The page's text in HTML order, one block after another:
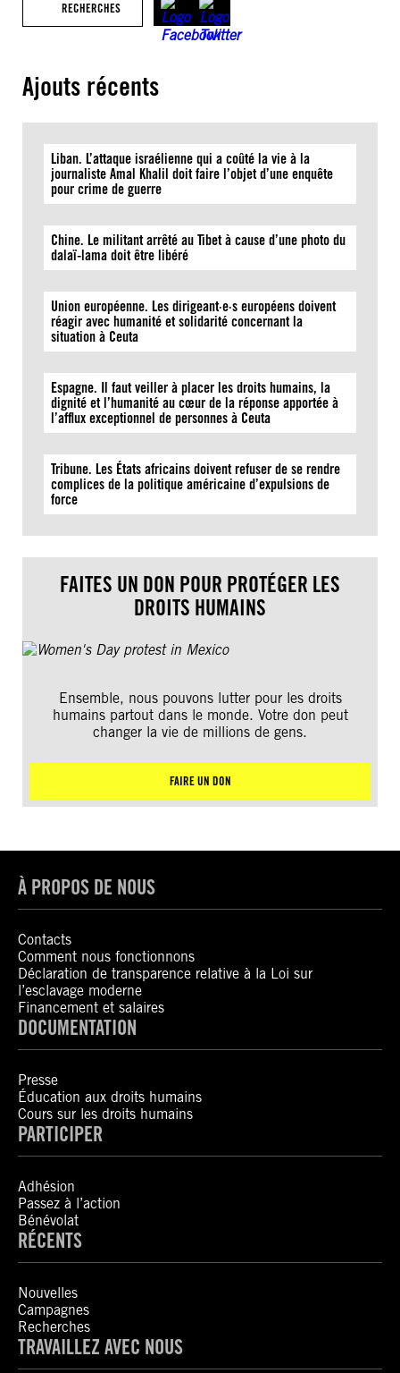
RECHERCHES
Ajouts récents
Liban. L’attaque israélienne qui a coûté la vie à la
journaliste Amal Khalil doit faire l’objet d’une enquête
pour crime de guerre
Chine. Le militant arrêté au Tibet à cause d’une photo du
dalaï-lama doit être libéré
Union européenne. Les dirigeant·e·s européens doivent
réagir avec humanité et solidarité concernant la
situation à Ceuta
Espagne. Il faut veiller à placer les droits humains, la
dignité et l’humanité au cœur de la réponse apportée à
l’afflux exceptionnel de personnes à Ceuta
Tribune. Les États africains doivent refuser de se rendre
complices de la politique américaine d’expulsions de
force
FAITES UN DON POUR PROTÉGER LES
DROITS HUMAINS
Ensemble, nous pouvons lutter pour les droits
humains partout dans le monde. Votre don peut
changer la vie de millions de gens.
FAIRE UN DON
À PROPOS DE NOUS
Contacts
Comment nous fonctionnons
Déclaration de transparence relative à la Loi sur
l’esclavage moderne
Financement et salaires
DOCUMENTATION
Presse
Éducation aux droits humains
Cours sur les droits humains
PARTICIPER
Adhésion
Passez à l’action
Bénévolat
RÉCENTS
Nouvelles
Campagnes
Recherches
TRAVAILLEZ AVEC NOUS